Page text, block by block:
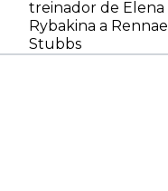
treinador de Elena
Rybakina a Rennae
Stubbs